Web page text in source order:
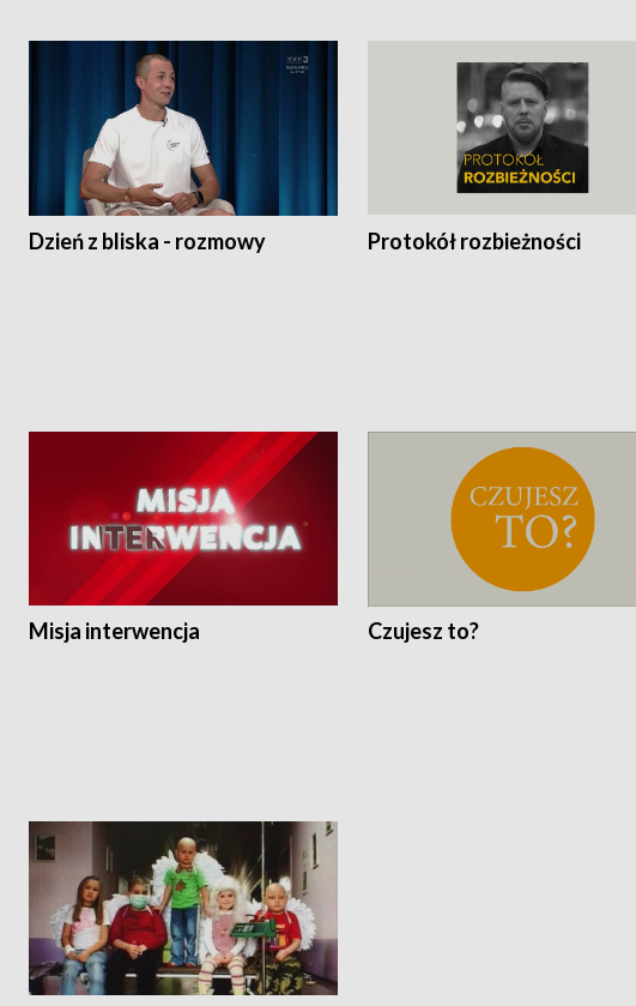
Dzień z bliska - rozmowy Protokół rozbieżności
Misja interwencja Czujesz to?